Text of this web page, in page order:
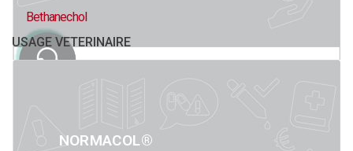
Bethanechol
USAGE VETERINAIRE
NORMACOL®